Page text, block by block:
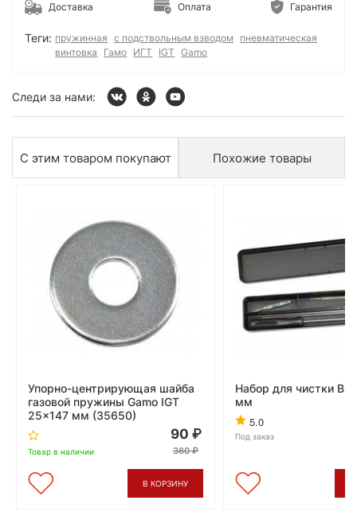
Доставка Оплата Гарантия
Теги: пружинная с подствольным взводом
пневматическая
винтовка
Гамо ИГТ IGT Gamo
Следи за нами:
С этим товаром покупают Похожие товары
Упорно-центрирующая шайба
газовой пружины Gamo IGT
25x147 мм (35650)
Товар в наличии
90
360
В КОРЗИНУ
Набор для чистки
мм
5.0
Под заказ